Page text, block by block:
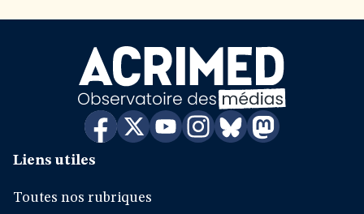
Liens utiles
Toutes nos rubriques